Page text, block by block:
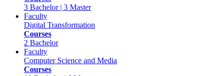
3 Bachelor | 3 Master
Faculty
Digital Transformation
Courses
2 Bachelor
Faculty
Computer Science and Media
Courses